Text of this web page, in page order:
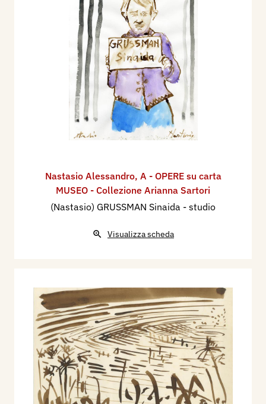
Nastasio Alessandro, A - OPERE su carta
MUSEO - Collezione Arianna Sartori
(Nastasio) GRUSSMAN Sinaida - studio
Visualizza scheda